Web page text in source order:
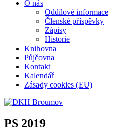
O nás
Oddílové informace
Členské příspěvky
Zápisy
Historie
Knihovna
Půjčovna
Kontakt
Kalendář
Zásady cookies (EU)
PS 2019